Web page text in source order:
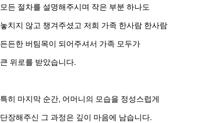
모든 절차를 설명해주시며 작은 부분 하나도
놓치지 않고 챙겨주셨고 저희 가족 한사람 한사람
든든한 버팀목이 되어주셔서 가족 모두가
큰 위로를 받았습니다.
특히 마지막 순간, 어머니의 모습을 정성스럽게
단장해주신 그 과정은 깊이 마음에 남습니다.